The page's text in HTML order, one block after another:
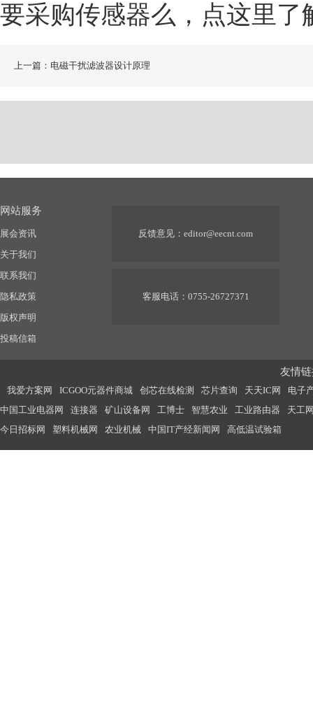
要采购传感器么，点这里了
上一篇：电磁干扰滤波器设计原理
网站服务
展会资讯
关于我们
联系我们
隐私政策
版权声明
投稿信箱
反馈意见： editor@eecnt.com
客服电话：0755-26727371
友情
我爱方案网 ICGOO元器件商城 创芯在线检测 芯片查询 天天IC网
电子
中国工业电器网
连接器 矿山设备网 工博士 智慧农业 工业路由器
天工
今日招标网
塑料机械网 农业机械 中国IT产经新闻网 高低温试验箱